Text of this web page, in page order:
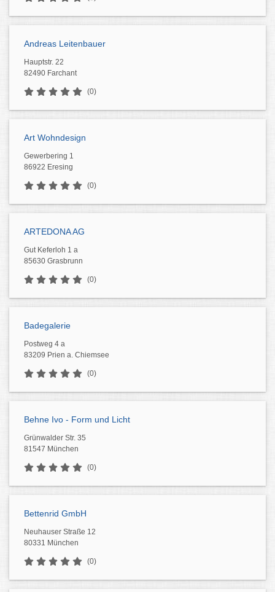
Andreas Leitenbauer
Hauptstr. 22
82490 Farchant
(0)
Art Wohndesign
Gewerbering 1
86922 Eresing
(0)
ARTEDONA AG
Gut Keferloh 1 a
85630 Grasbrunn
(0)
Badegalerie
Postweg 4 a
83209 Prien a. Chiemsee
(0)
Behne Ivo - Form und Licht
Grünwalder Str. 35
81547 München
(0)
Bettenrid GmbH
Neuhauser Straße 12
80331 München
(0)